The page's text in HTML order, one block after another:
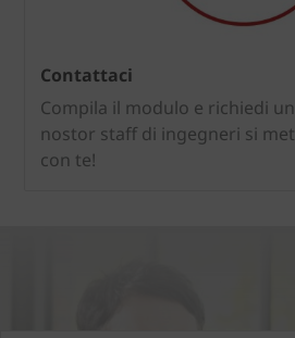
Contattaci
Compila il modulo e richiedi
nostor staff di ingegneri si
con te!